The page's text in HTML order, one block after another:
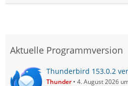
Aktuelle Programmversion
Thunderbird 153.0.2
Thunder 4. August 2026